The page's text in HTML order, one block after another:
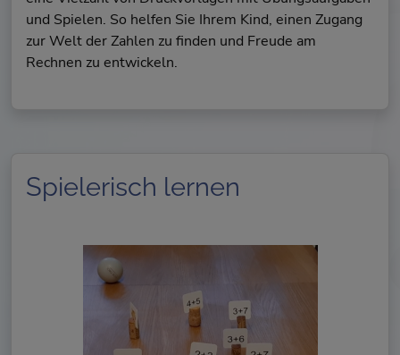
und Spielen. So helfen Sie Ihrem Kind, einen Zugang
zur Welt der Zahlen zu finden und Freude am
Rechnen zu entwickeln.
Spielerisch lernen